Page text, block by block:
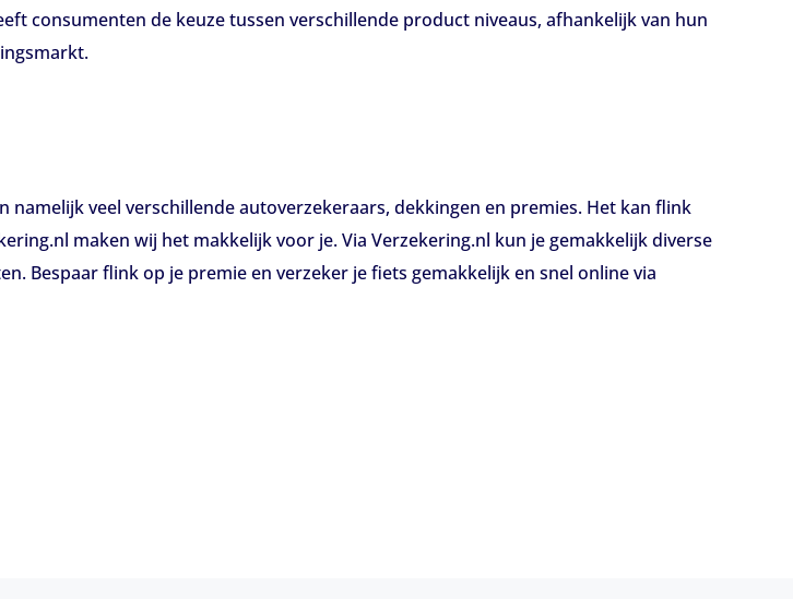
consumenten de keuze tussen verschillende product niveaus, afhankelijk van hun
veel verschillende autoverzekeraars, dekkingen en premies. Het kan flink
maken wij het makkelijk voor je. Via Verzekering.nl kun je gemakkelijk diverse
Bespaar flink op je premie en verzeker je fiets gemakkelijk en snel online via